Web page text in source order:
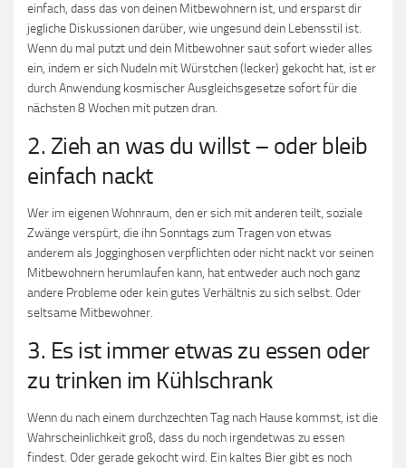
einfach, dass das von deinen Mitbewohnern ist, und ersparst dir
jegliche Diskussionen darüber, wie ungesund dein Lebensstil ist.
Wenn du mal putzt und dein Mitbewohner saut sofort wieder alles
ein, indem er sich Nudeln mit Würstchen (lecker) gekocht hat, ist er
durch Anwendung kosmischer Ausgleichsgesetze sofort für die
nächsten 8 Wochen mit putzen dran.
2. Zieh an was du willst – oder bleib
einfach nackt
Wer im eigenen Wohnraum, den er sich mit anderen teilt, soziale
Zwänge verspürt, die ihn Sonntags zum Tragen von etwas
anderem als Jogginghosen verpflichten oder nicht nackt vor seinen
Mitbewohnern herumlaufen kann, hat entweder auch noch ganz
andere Probleme oder kein gutes Verhältnis zu sich selbst. Oder
seltsame Mitbewohner.
3. Es ist immer etwas zu essen oder
zu trinken im Kühlschrank
Wenn du nach einem durchzechten Tag nach Hause kommst, ist die
Wahrscheinlichkeit groß, dass du noch irgendetwas zu essen
findest. Oder gerade gekocht wird. Ein kaltes Bier gibt es noch